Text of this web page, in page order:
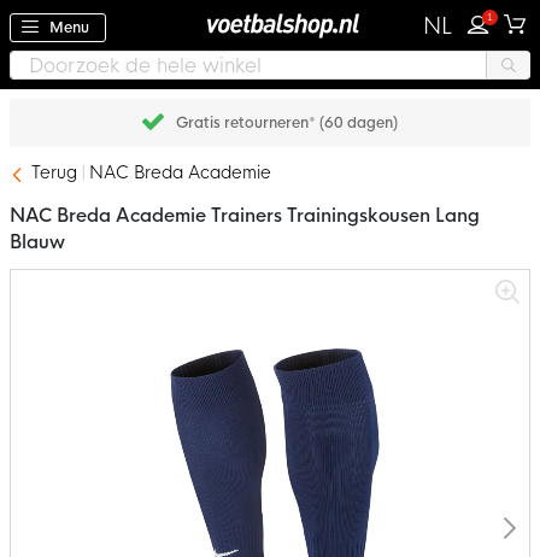
Menu NL 1
Gratis retourneren* (60 dagen)
Terug NAC Breda Academie
NAC Breda Academie Trainers Trainingskousen Lang
Blauw